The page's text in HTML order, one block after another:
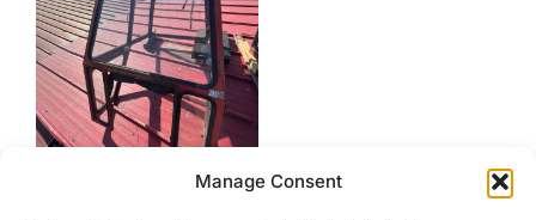
Manage Consent
Cabina tractor fara aripi